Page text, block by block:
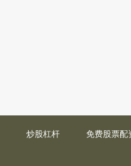
炒股杠杆 免费股票配